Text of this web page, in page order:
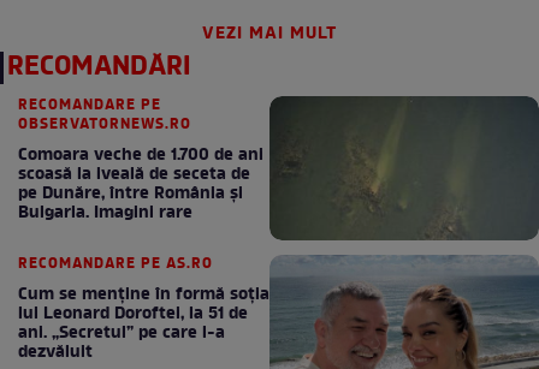
VEZI MAI MULT
RECOMANDĂRI
RECOMANDARE PE
OBSERVATORNEWS.RO
Comoara veche de 1.700 de ani
scoasă la iveală de seceta de
pe Dunăre, între România şi
Bulgaria. Imagini rare
RECOMANDARE PE AS.RO
Cum se menţine în formă soţia
lui Leonard Doroftei, la 51 de
ani. „Secretul” pe care l-a
dezvăluit